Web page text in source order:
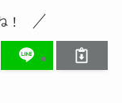
！